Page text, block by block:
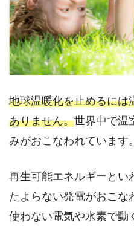
地球温暖化を止めるには
ありません。世界中で温
みがおこなわれています。
再生可能エネルギーとい
たよらない発電がおこな
使わない電気や水素で動